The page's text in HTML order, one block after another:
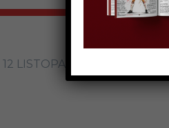
12 LISTOPADA 2015